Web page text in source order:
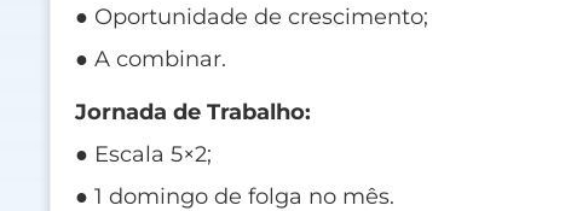
● Oportunidade de crescimento;
● A combinar.
Jornada de Trabalho:
● Escala 5×2;
● 1 domingo de folga no mês.